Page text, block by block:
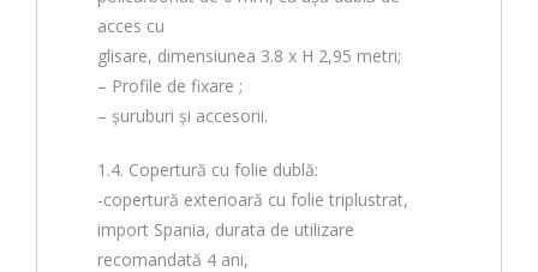
acces cu
glisare, dimensiunea 3.8 x H 2,95 metri;
– Profile de fixare ;
– șuruburi și accesorii.
1.4. Copertură cu folie dublă:
-copertură exterioară cu folie triplustrat,
import Spania, durata de utilizare
recomandată 4 ani,